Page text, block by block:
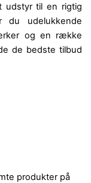
udstyr til en rigtig
du udelukkende
og en række
de bedste tilbud
produkter på